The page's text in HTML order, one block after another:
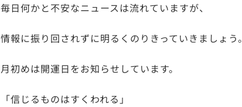
毎日何かと不安なニュースは流れていますが、
情報に振り回されずに明るくのりきっていきましょう。
月初めは開運日をお知らせしています。
「信じるものはすくわれる」